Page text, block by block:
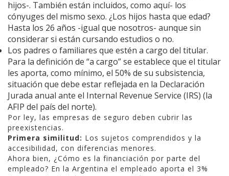
hijos-. También están incluidos, como aquí- los
cónyuges del mismo sexo. ¿Los hijos hasta que edad?
Hasta los 26 años -igual que nosotros- aunque sin
considerar si están cursando estudios o no.
Los padres o familiares que estén a cargo del titular.
Para la definición de “a cargo” se establece que el titular
les aporta, como mínimo, el 50% de su subsistencia,
situación que debe estar reflejada en la Declaración
Jurada anual ante el Internal Revenue Service (IRS) (la
AFIP del país del norte).
Por ley, las empresas de seguro deben cubrir las
preexistencias.
Primera similitud: Los sujetos comprendidos y la
accesibilidad, con diferencias menores.
Ahora bien, ¿Cómo es la financiación por parte del
empleado? En la Argentina el empleado aporta el 3%